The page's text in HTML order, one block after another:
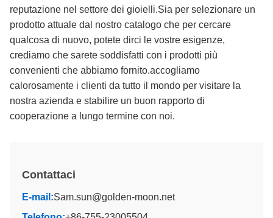
reputazione nel settore dei gioielli.Sia per selezionare un
prodotto attuale dal nostro catalogo che per cercare
qualcosa di nuovo, potete dirci le vostre esigenze,
crediamo che sarete soddisfatti con i prodotti più
convenienti che abbiamo fornito.accogliamo
calorosamente i clienti da tutto il mondo per visitare la
nostra azienda e stabilire un buon rapporto di
cooperazione a lungo termine con noi.
Contattaci
E-mail:Sam.sun@golden-moon.net